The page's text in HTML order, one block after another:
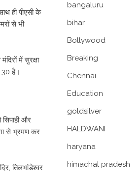
ही पीएसी के
से भी
में सुरक्षा
30 है।
सिपाही और
से भ्रमण कर
तिलभांडेश्वर
bangaluru
bihar
Bollywood
Breaking
Chennai
Education
goldsilver
HALDWANI
haryana
himachal pradesh